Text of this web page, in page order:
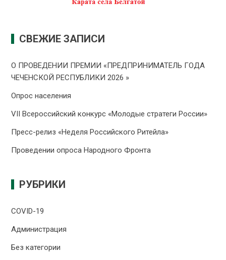
СВЕЖИЕ ЗАПИСИ
О ПРОВЕДЕНИИ ПРЕMИИ «ПРЕДПРИНИМАТЕЛЬ ГОДА
ЧЕЧЕНСКОЙ РЕСПУБЛИКИ 2026 »
Опрос населения
VII Всероссийский конкурс «Молодые стратеги России»
Пресс-релиз «Неделя Российского Ритейла»
Проведении опроса Народного Фронта
РУБРИКИ
COVID-19
Администрация
Без категории